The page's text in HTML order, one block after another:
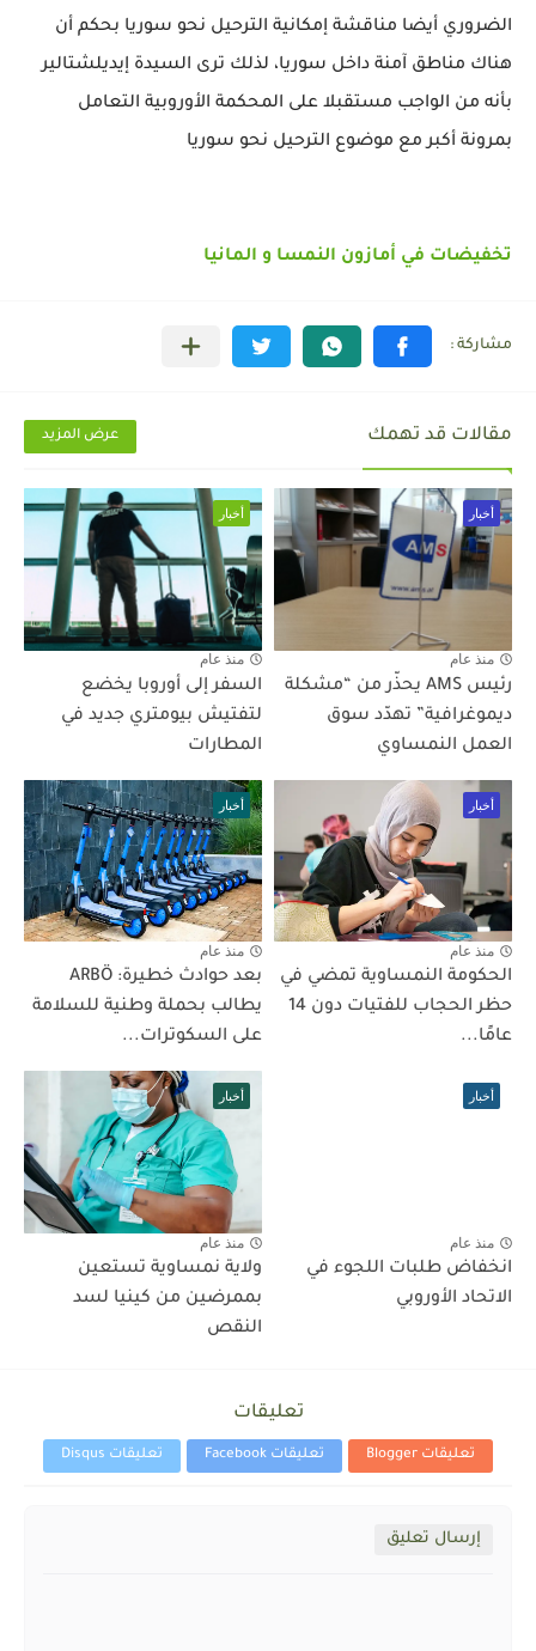
الضروري أيضا مناقشة إمكانية الترحيل نحو سوريا بحكم أن
هناك مناطق آمنة داخل سوريا، لذلك ترى السيدة إيديلشتالير
بأنه من الواجب مستقبلا على المحكمة الأوروبية التعامل
بمرونة أكبر مع موضوع الترحيل نحو سوريا
تخفيضات في أمازون النمسا و المانيا
مقالات قد تهمك عرض المزيد
أخبار
منذ عام
رئيس AMS يحذّر من “مشكلة
ديموغرافية” تهدّد سوق
العمل النمساوي
أخبار
منذ عام
السفر إلى أوروبا يخضع
لتفتيش بيومتري جديد في
المطارات
أخبار
منذ عام
الحكومة النمساوية تمضي في
حظر الحجاب للفتيات دون 14
عامًا...
أخبار
منذ عام
بعد حوادث خطيرة: ARBÖ
يطالب بحملة وطنية للسلامة
على السكوترات...
أخبار
منذ عام
انخفاض طلبات اللجوء في
الاتحاد الأوروبي
أخبار
منذ عام
ولاية نمساوية تستعين
بممرضين من كينيا لسد
النقص
تعليقات
تعليقات Blogger تعليقات Facebook تعليقات Disqus
إرسال تعليق